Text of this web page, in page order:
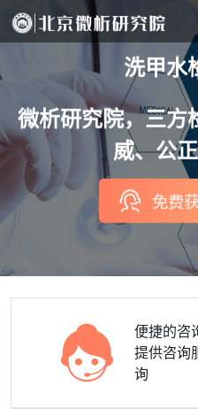
洗甲水
微析研究院，三方
威、公
免费
便捷的咨
提供咨询
询